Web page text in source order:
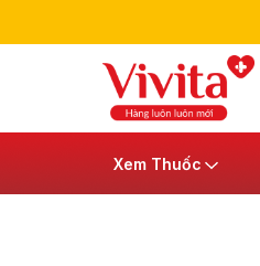
Xem Thuốc